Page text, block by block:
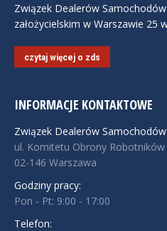
Związek Dealerów
założycielskim w Warszawie 25
czytaj więcej o zds
INFORMACJE KONTAKTOWE
Związek Dealerów Samochodów
ul. Komitetu Obrony Robotników
02-146 Warszawa
Godziny pracy:
Pon - Pt: 9:00 - 17:00
Telefon: